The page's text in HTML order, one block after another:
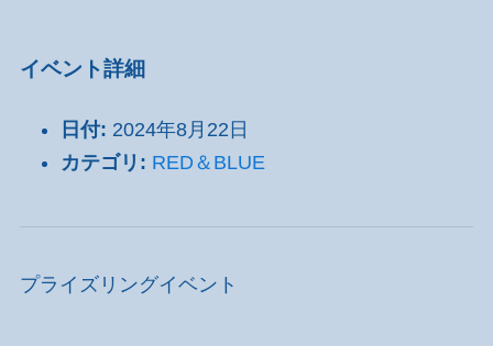
イベント詳細
日付: 2024年8月22日
カテゴリ: RED＆BLUE
プライズリングイベント